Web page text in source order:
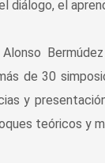
diálogo, el
de 30
y
teóricos y